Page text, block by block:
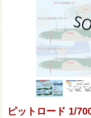
ピットロード 1/